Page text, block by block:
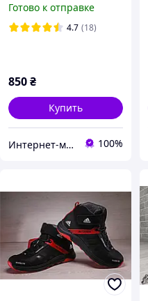
Готово к отправке
4.7 (18)
850₴
Купить
Интернет-магазин "На складе" 100%